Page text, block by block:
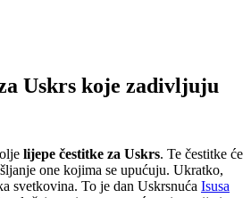
Uskrs koje zadivljuju
lijepe čestitke za Uskrs. Te čestitke će
one kojima se upućuju. Ukratko,
svetkovina. To je dan Uskrsnuća Isusa